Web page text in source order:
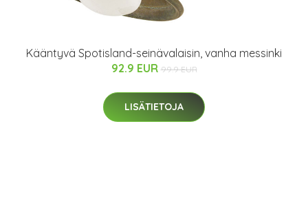
Kääntyvä Spotisland-seinävalaisin, vanha messinki
92.9 EUR 99.9 EUR
LISÄTIETOJA